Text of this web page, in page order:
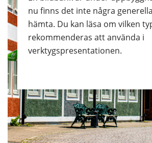
nu finns det inte några
hämta. Du kan läsa om vilken
rekommenderas att använda i
verktygspresentationen.